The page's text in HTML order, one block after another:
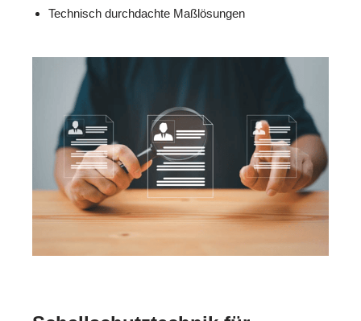
Technisch durchdachte Maßlösungen